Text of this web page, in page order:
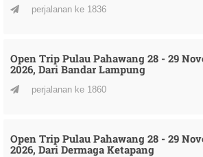
perjalanan ke 1836
Open Trip Pulau Pahawang 28 - 29
2026, Dari Bandar Lampung
perjalanan ke 1860
Open Trip Pulau Pahawang 28 - 29
2026, Dari Dermaga Ketapang